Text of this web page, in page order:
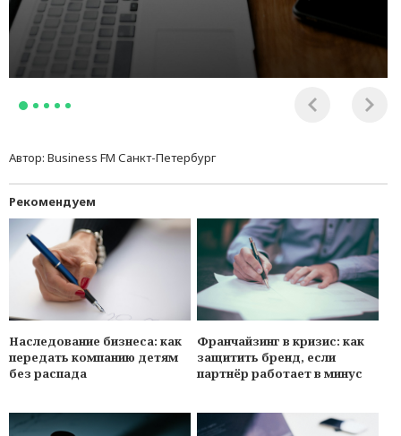
Автор: Business FM Санкт-Петербург
Рекомендуем
Наследование бизнеса: как
передать компанию детям
без распада
Франчайзинг в кризис: как
защитить бренд, если
партнёр работает в минуc